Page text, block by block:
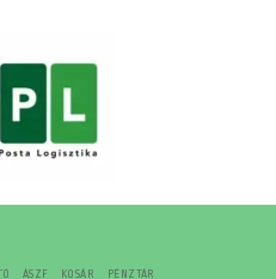
ÁSZF KOSÁR PÉNZTÁR